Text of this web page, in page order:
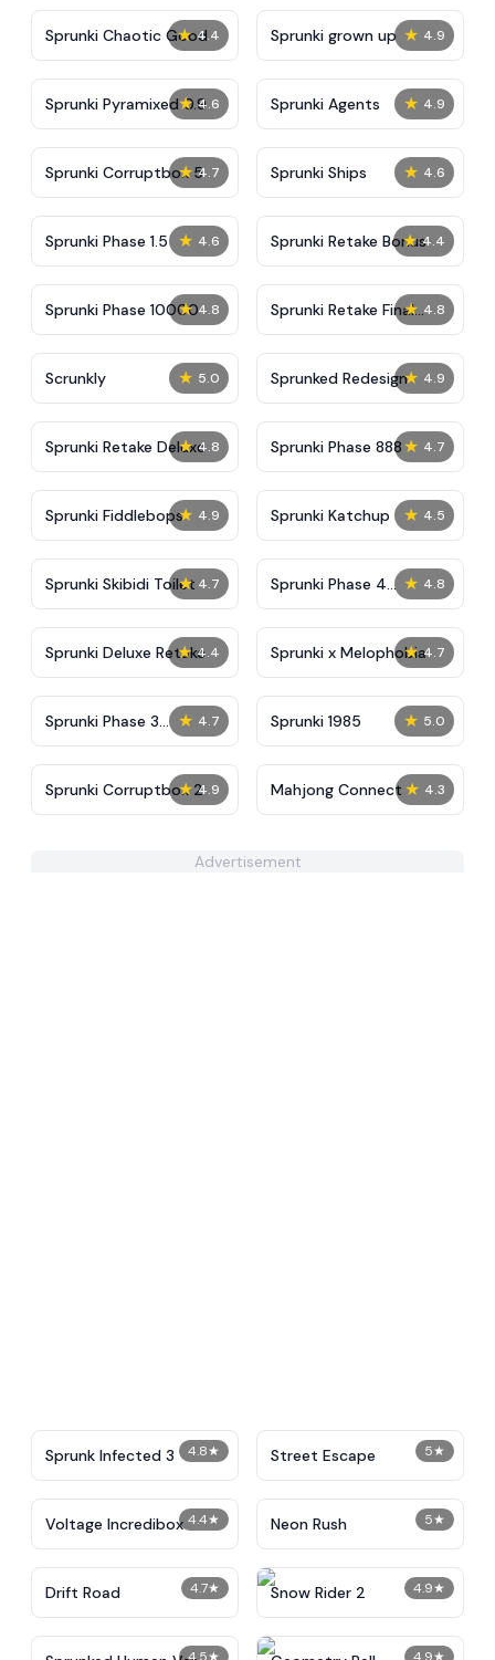
★ 4.4
Sprunki Chaotic Good ★ 4.9
Sprunki grown up
★ 4.6
Sprunki Pyramixed 0.9 ★ 4.9
Sprunki Agents
★ 4.7
Sprunki Corruptbox 5 ★ 4.6
Sprunki Ships
★ 4.6
Sprunki Phase 1.5 ★ 4.4
Sprunki Retake Bonus
★ 4.8
Sprunki Phase 10000 ★ 4.8
Sprunki Retake Final
Update
★ 5.0
Scrunkly ★ 4.9
Sprunked Redesign
★ 4.8
Sprunki Retake Deluxe ★ 4.7
Sprunki Phase 888
★ 4.9
Sprunki Fiddlebops ★ 4.5
Sprunki Katchup
★ 4.7
Sprunki Skibidi Toilet ★ 4.8
Sprunki Phase 4
Definitive
★ 4.4
Sprunki Deluxe Retake ★ 4.7
Sprunki x Melophobia
★ 4.7
Sprunki Phase 3
Definitive
★ 5.0
Sprunki 1985
★ 4.9
Sprunki Corruptbox 2 ★ 4.3
Mahjong Connect
Advertisement
4.8★
Sprunk Infected 3 5★
Street Escape
4.4★
Voltage Incredibox 5★
Neon Rush
4.7★
Drift Road 4.9★
Snow Rider 2